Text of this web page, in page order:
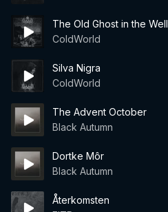
The Old Ghost in the Well
ColdWorld
Silva Nigra
ColdWorld
The Advent October
Black Autumn
Dortke Môr
Black Autumn
Återkomsten